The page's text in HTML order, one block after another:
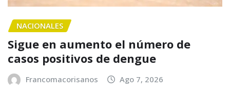
NACIONALES
Sigue en aumento el número de
casos positivos de dengue
Francomacorisanos Ago 7, 2026